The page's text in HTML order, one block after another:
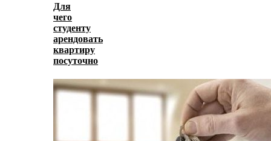
Для
чего
студенту
арендовать
квартиру
посуточно